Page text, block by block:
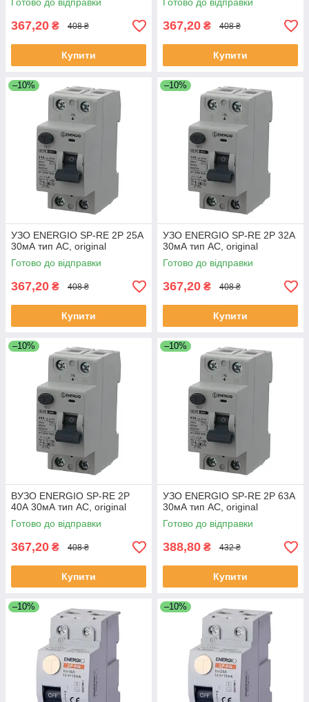
367,20 ₴ 408 ₴
Купити
367,20 ₴ 408 ₴
Купити
–10%
УЗО ENERGIO SP-RE 2P 25А
30мА тип AC, original
Готово до відправки
367,20 ₴ 408 ₴
Купити
–10%
УЗО ENERGIO SP-RE 2P 32А
30мА тип AC, original
Готово до відправки
367,20 ₴ 408 ₴
Купити
–10%
ВУЗО ENERGIO SP-RE 2P
40А 30мА тип AC, original
Готово до відправки
367,20 ₴ 408 ₴
Купити
–10%
УЗО ENERGIO SP-RE 2P 63А
30мА тип AC, original
Готово до відправки
388,80 ₴ 432 ₴
Купити
–10% –10%